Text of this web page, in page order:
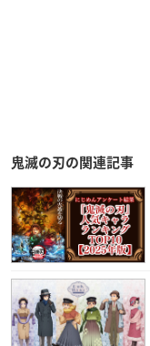
鬼滅の刃の関連記事